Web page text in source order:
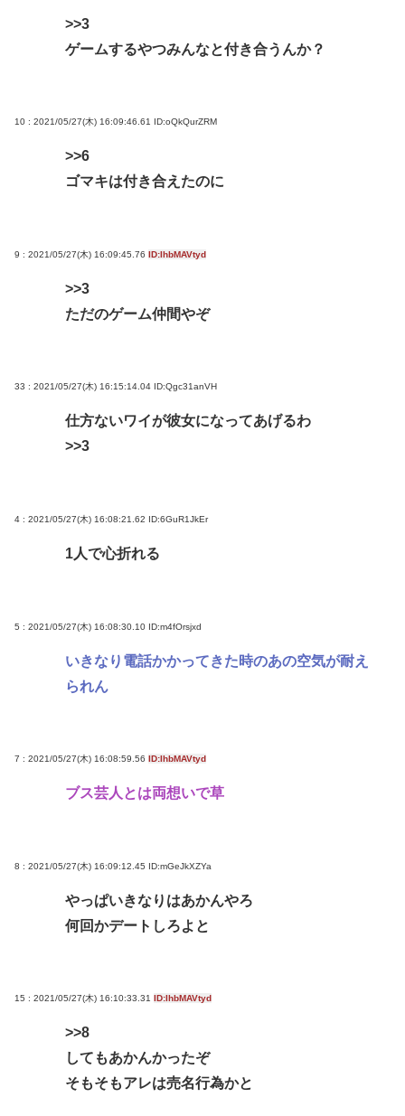
く」の表現を削除www
中国SNS なぜフランス人はこれほど日本が好きな
の無職男（34）、独断で治療中断-危険運転致死罪適
用も
>>3
ゲームするやつみんなと付き合うんか？
10 : 2021/05/27(木) 16:09:46.61 ID:oQkQurZRM
>>6
ゴマキは付き合えたのに
9 : 2021/05/27(木) 16:09:45.76 ID:IhbMAVtyd
>>3
ただのゲーム仲間やぞ
33 : 2021/05/27(木) 16:15:14.04 ID:Qgc31anVH
仕方ないワイが彼女になってあげるわ
>>3
4 : 2021/05/27(木) 16:08:21.62 ID:6GuR1JkEr
1人で心折れる
5 : 2021/05/27(木) 16:08:30.10 ID:m4fOrsjxd
いきなり電話かかってきた時のあの空気が耐え
られん
7 : 2021/05/27(木) 16:08:59.56 ID:IhbMAVtyd
ブス芸人とは両想いで草
8 : 2021/05/27(木) 16:09:12.45 ID:mGeJkXZYa
やっぱいきなりはあかんやろ
何回かデートしろよと
15 : 2021/05/27(木) 16:10:33.31 ID:IhbMAVtyd
>>8
してもあかんかったぞ
そもそもアレは売名行為かと